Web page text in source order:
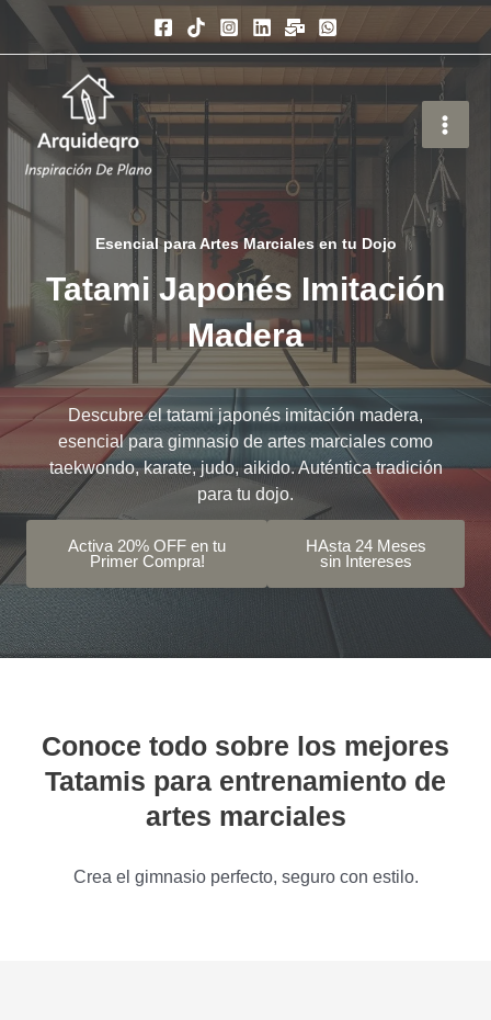
Esencial para Artes Marciales en tu Dojo
Tatami Japonés Imitación
Madera
Descubre el tatami japonés imitación madera,
esencial para gimnasio de artes marciales como
taekwondo, karate, judo, aikido. Auténtica tradición
para tu dojo.
Activa 20% OFF en tu
Primer Compra!
HAsta 24 Meses
sin Intereses
Conoce todo sobre los mejores
Tatamis para entrenamiento de
artes marciales
Crea el gimnasio perfecto, seguro con estilo.